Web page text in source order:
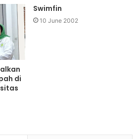
di
Swimfin
10 June 2002